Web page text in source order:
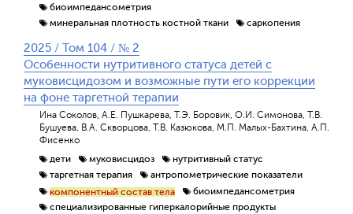
биоимпедансометрия
минеральная плотность костной ткани
саркопения
2025 / Том 104 / № 2
Особенности нутритивного статуса детей с
муковисцидозом и возможные пути его коррекции
на фоне таргетной терапии
Ина Соколов, А.Е. Пушкарева, Т.Э. Боровик, О.И. Симонова, Т.В.
Бушуева, В.А. Скворцова, Т.В. Казюкова, М.П. Малых-Бахтина, А.П.
Фисенко
дети
муковисцидоз
нутритивный статус
таргетная терапия
антропометрические показатели
компонентный состав тела
биоимпедансометрия
специализированные гиперкалорийные продукты